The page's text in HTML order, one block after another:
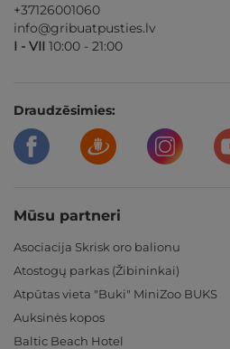
+37126001060
info@gribuatpusties.lv
I - VII 10:00 - 21:00
Draudzēsimies:
Mūsu partneri
Asociacija Skrisk oro balionu
Atostogų parkas (Žibininkai)
Atpūtas vieta "Buki" MiniZoo BUKS
Auksinės kopos
Baltic Beach Hotel